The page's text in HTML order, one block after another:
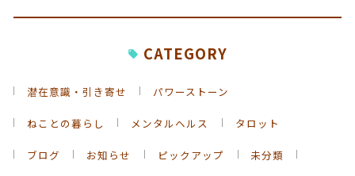
CATEGORY
潜在意識・引き寄せ パワーストーン
ねことの暮らし メンタルヘルス タロット
ブログ お知らせ ピックアップ 未分類